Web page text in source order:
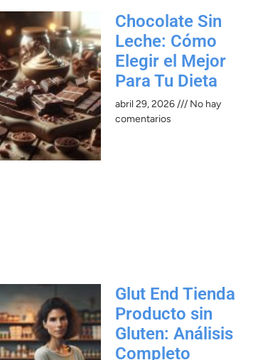
Chocolate Sin
Leche: Cómo
Elegir el Mejor
Para Tu Dieta
abril 29, 2026
No hay
comentarios
Glut End Tienda
Producto sin
Gluten: Análisis
Completo